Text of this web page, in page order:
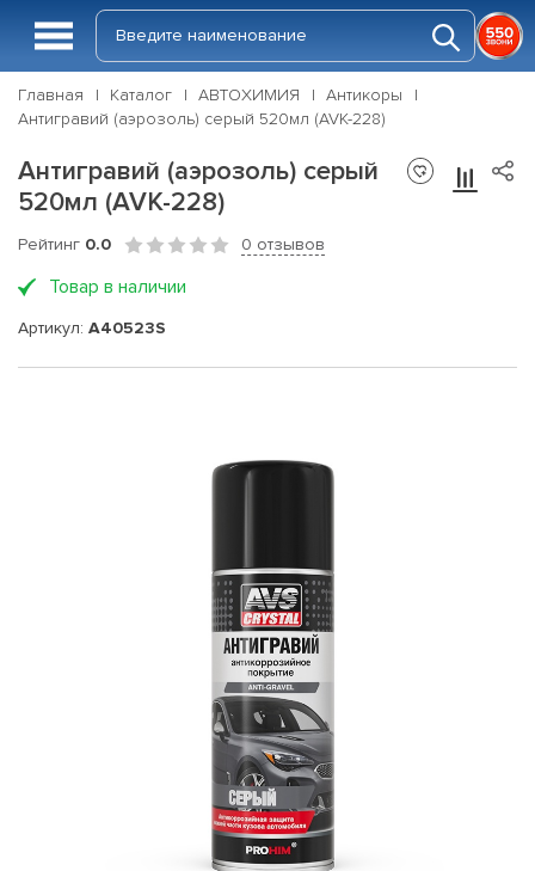
Главная Каталог АВТОХИМИЯ
Антикоры
Антигравий (аэрозоль) серый 520мл (AVK-228)
Антигравий (аэрозоль) серый
520мл (AVK-228)
Рейтинг 0.0 0 отзывов
Товар в наличии
Артикул: A40523S